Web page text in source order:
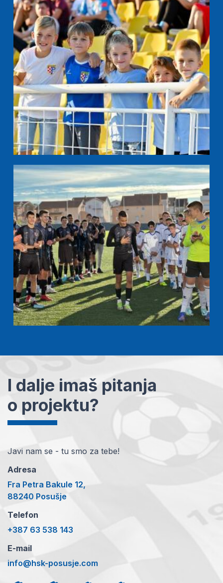
I dalje imaš pitanja
o projektu?
Javi nam se - tu smo za tebe!
Adresa
Fra Petra Bakule 12,
88240 Posušje
Telefon
+387 63 538 143
E-mail
info@hsk-posusje.com